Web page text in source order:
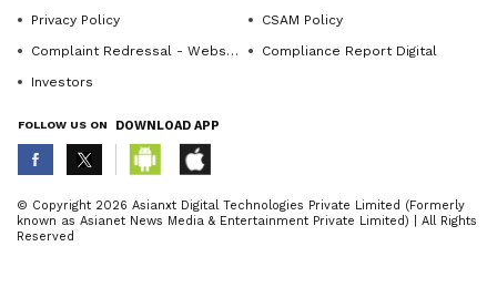
ಇಲಾಖೆಯ ದಾಖಲೆಯಾಗಿ ಇಟ್ಟುಕೊಳ್ಳುತ್ತಿದ್ದಾರೆ. ಮತ್ತೊಂದು
ಪ್ರತಿಯನ್ನು ಮತದಾರರಿಗೆ ದಾಖಲೆಯಾಗಿ ನೀಡಲಾಗುತ್ತಿದೆ.
ಇದರಿಂದ ಅರ್ಜಿ ಸಲ್ಲಿಸಿರುವ ಬಗ್ಗೆ ಮತದಾರರ ಬಳಿಯೂ
ಈ ಕುರಿತು ಕನ್ನಡಪ್ರಭ ಜೊತೆ ಮಾತನಾಡಿದ ಬಿಎಲ್‌ಒಗಳು,
ಮನೆ ಮನೆಗೆ ತೆರಳಿ ಪ್ರತಿ ಅರ್ಹ ಮತದಾರರ ಮಾಹಿತಿಯನ್ನು
ಪರಿಶೀಲಿಸಿ ಸಂಗ್ರಹಿಸಲಾಗುತ್ತಿದೆ. ಯಾರೊಬ್ಬ ಮತದಾರರೂ
ABOUT THE AUTHOR
K KannadaprabhaNewsNetwork
Privacy Policy
CSAM Policy
Complaint Redressal - Website
Compliance Report Digital
Investors
FOLLOW US ON DOWNLOAD APP
© Copyright 2026 Asianxt Digital Technologies Private Limited (Formerly
known as Asianet News Media & Entertainment Private Limited) | All Rights
Reserved